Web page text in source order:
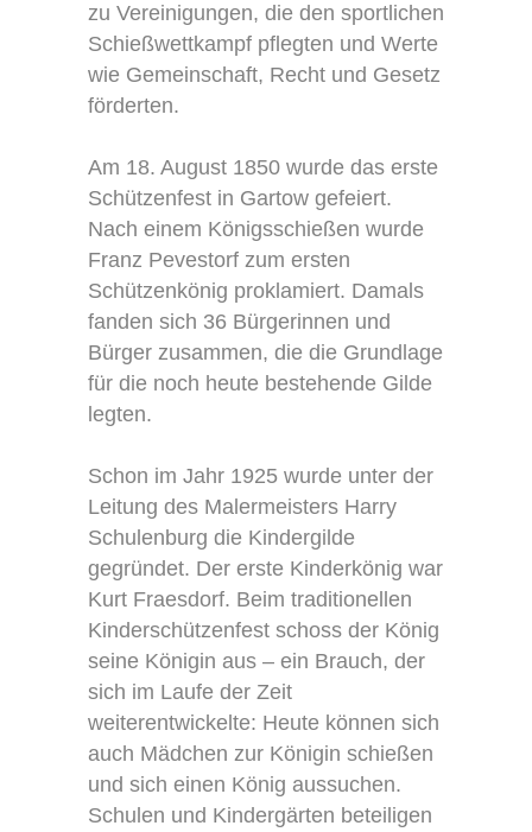
zu Vereinigungen, die den sportlichen
Schießwettkampf pflegten und Werte
wie Gemeinschaft, Recht und Gesetz
förderten.
Am 18. August 1850 wurde das erste
Schützenfest in Gartow gefeiert.
Nach einem Königsschießen wurde
Franz Pevestorf zum ersten
Schützenkönig proklamiert. Damals
fanden sich 36 Bürgerinnen und
Bürger zusammen, die die Grundlage
für die noch heute bestehende Gilde
legten.
Schon im Jahr 1925 wurde unter der
Leitung des Malermeisters Harry
Schulenburg die Kindergilde
gegründet. Der erste Kinderkönig war
Kurt Fraesdorf. Beim traditionellen
Kinderschützenfest schoss der König
seine Königin aus – ein Brauch, der
sich im Laufe der Zeit
weiterentwickelte: Heute können sich
auch Mädchen zur Königin schießen
und sich einen König aussuchen.
Schulen und Kindergärten beteiligen